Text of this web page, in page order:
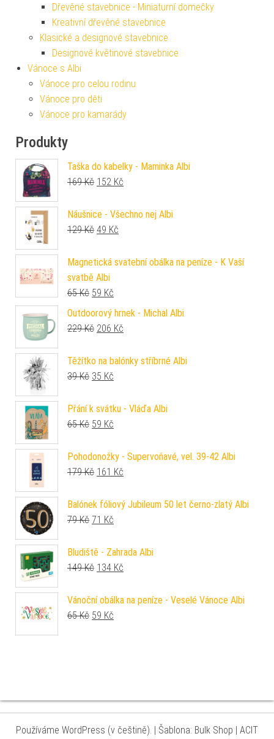
Dřevěné stavebnice - Miniaturní domečky
Kreativní dřevěné stavebnice
Klasické a designové stavebnice
Designové květinové stavebnice
Vánoce s Albi
Vánoce pro celou rodinu
Vánoce pro děti
Vánoce pro kamarády
Produkty
Taška do kabelky - Maminka Albi
169Kč Původní cena byla: 169 Kč.
152 Kč
Náušnice - Všechno nej Albi
129Kč Původní cena byla: 129 Kč.
49 Kč
Magnetická svatební obálka na peníze - K Vaší
svatbě Albi
65Kč Původní cena byla: 65 Kč.
59 Kč
Outdoorový hrnek - Michal Albi
229Kč Původní cena byla: 229 Kč.
206 Kč
Těžítko na balónky stříbrné Albi
39Kč Původní cena byla: 39 Kč.
35 Kč
Přání k svátku - Vláďa Albi
65Kč Původní cena byla: 65 Kč.
59 Kč
Pohodonožky - Supervoňavé, vel. 39-42 Albi
179Kč Původní cena byla: 179 Kč.
161 Kč
Balónek fóliový Jubileum 50 let černo-zlatý Albi
79Kč Původní cena byla: 79 Kč.
71 Kč
Bludiště - Zahrada Albi
149Kč Původní cena byla: 149 Kč.
134 Kč
Vánoční obálka na peníze - Veselé Vánoce Albi
65Kč Původní cena byla: 65 Kč.
59 Kč
Používáme WordPress (v češtině). | Šablona: Bulk Shop | ACIT